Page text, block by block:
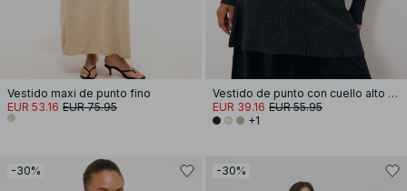
Vestido maxi de punto fino
EUR 53.16 EUR 75.95
Vestido de punto con cuello alto y mangas abullonadas
EUR 39.16 EUR 55.95
+1
-30% -30%